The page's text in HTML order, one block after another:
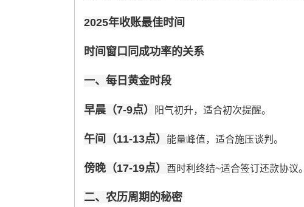
2025年收账最佳时间
时间窗口同成功率的关系
一、每日黄金时段
早晨（7-9点） 阳气初升，适合初次提醒。
午间（11-13点） 能量峰值，适合施压谈判。
傍晚（17-19点） 酉时利终结~适合签订还款协议。
二、农历周期的秘密